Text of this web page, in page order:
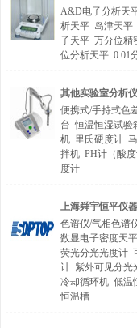
A&D电子分析天
析天平 岛津天平
子天平 万分位精
位分析天平 0.01
其他实验室分析
便携式/手持式色
台 恒温恒湿试验
机 里氏硬度计
拌机 PH计（酸度
度计
上海舜宇恒平仪器
色谱仪/气相色谱
数显电子密度天平
荧光分光光度计
计 紫外可见分光
冷却循环机 低温
恒温槽